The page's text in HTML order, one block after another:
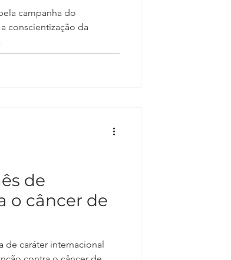
campanha do
conscientização da
de
o câncer de
de caráter internacional